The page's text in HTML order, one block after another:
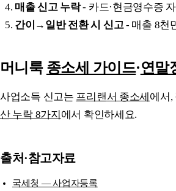
매출 신고 누락- 카드·현금영수증
간이→일반 전환 시 신고 - 매출 8천
머니룩 종소세 가이드·연말
사업소득 신고는 프리랜서 종소세 에서,
산 누락 8가지 에서 확인하세요.
출처·참고자료
국세청 — 사업자등록